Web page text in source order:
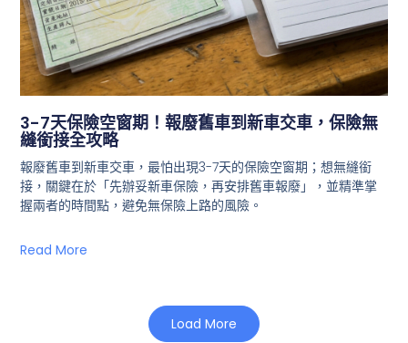
3-7天保險空窗期！報廢舊車到新車交車，保險無
縫銜接全攻略
報廢舊車到新車交車，最怕出現3-7天的保險空窗期；想無縫銜
接，關鍵在於「先辦妥新車保險，再安排舊車報廢」，並精準掌
握兩者的時間點，避免無保險上路的風險。
Read More
Load More